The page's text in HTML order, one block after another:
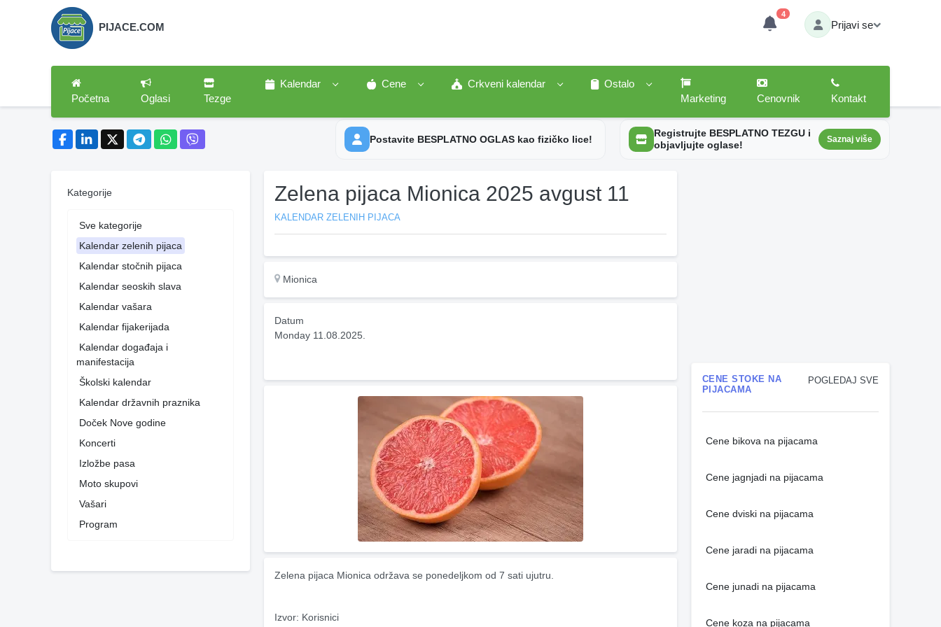
PIJACE.COM
4
Prijavi se
Početna Oglasi Tezge
Kalendar Cene Crkveni kalendar
Ostalo
Marketing
Cenovnik Kontakt
Postavite BESPLATNO OGLAS kao fizičko lice!
Registrujte BESPLATNO TEZGU i
objavljujte oglase!
Saznaj više
Kategorije
Sve kategorije
Kalendar zelenih pijaca
Kalendar stočnih pijaca
Kalendar seoskih slava
Kalendar vašara
Kalendar fijakerijada
Kalendar događaja i
manifestacija
Školski kalendar
Kalendar državnih praznika
Doček Nove godine
Koncerti
Izložbe pasa
Moto skupovi
Vašari
Program
Zelena pijaca Mionica 2025 avgust 11
KALENDAR ZELENIH PIJACA
Mionica
Datum
Monday 11.08.2025.
Zelena pijaca Mionica održava se ponedeljkom od 7 sati ujutru.
Izvor: Korisnici
POGLEDAJ SVE
CENE STOKE NA
PIJACAMA
Cene bikova na pijacama
Cene jagnjadi na pijacama
Cene dviski na pijacama
Cene jaradi na pijacama
Cene junadi na pijacama
Cene koza na pijacama